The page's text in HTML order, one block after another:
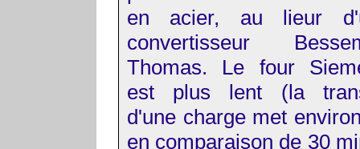
en acier, au lieur
convertisseur
Thomas. Le four
est plus lent (la
d'une charge met
en comparaison de 30